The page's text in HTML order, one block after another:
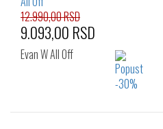
41
12.990,00 RSD
9.093,00 RSD
Evan W All Off